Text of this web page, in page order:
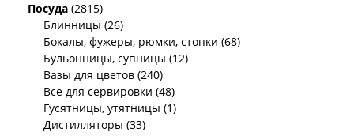
Посуда (2815)
Блинницы (26)
Бокалы, фужеры, рюмки, стопки (68)
Бульонницы, супницы (12)
Вазы для цветов (240)
Все для сервировки (48)
Гусятницы, утятницы (1)
Дистилляторы (33)